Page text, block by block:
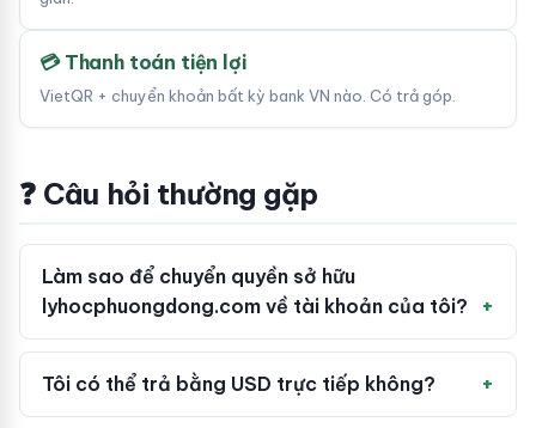
💳 Thanh toán tiện lợi
VietQR + chuyển khoản bất kỳ bank VN nào. Có trả góp.
❓ Câu hỏi thường gặp
Làm sao để chuyển quyền sở hữu
lyhocphuongdong.com về tài khoản của tôi?
Tôi có thể trả bằng USD trực tiếp không?